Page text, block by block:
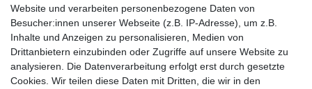
Newsletter
Website und verarbeiten personenbezogene Daten von
Besucher:innen unserer Webseite (z.B. IP-Adresse), um z.B.
Inhalte und Anzeigen zu personalisieren, Medien von
Drittanbietern einzubinden oder Zugriffe auf unsere Website zu
analysieren. Die Datenverarbeitung erfolgt erst durch gesetzte
Cookies. Wir teilen diese Daten mit Dritten, die wir in den